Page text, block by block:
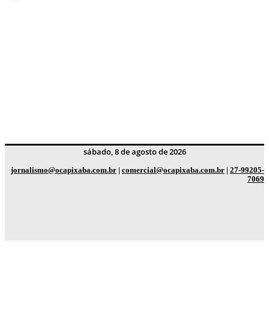
sábado, 8 de agosto de 2026
jornalismo@ocapixaba.com.br | comercial@ocapixaba.com.br | 27-99205-
7069